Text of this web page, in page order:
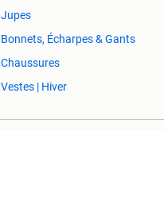
Jupes
Bonnets, Écharpes & Gants
Chaussures
Vestes | Hiver